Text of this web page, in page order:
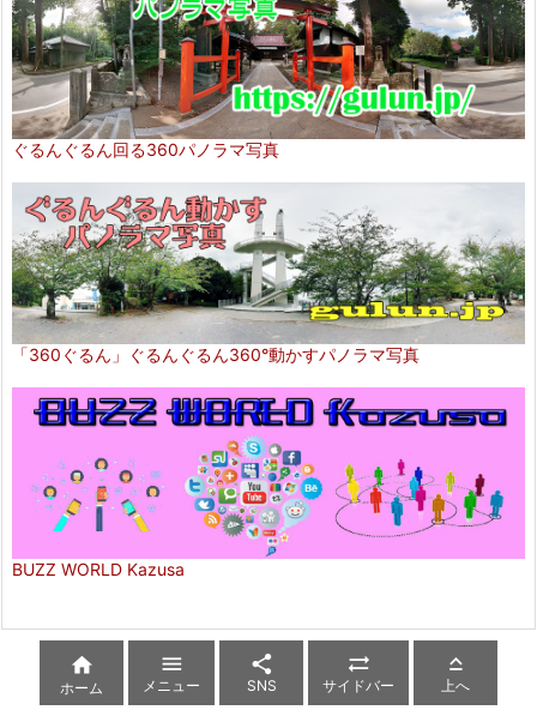
ぐるんぐるん回る360パノラマ写真
「360ぐるん」ぐるんぐるん360°動かすパノラマ写真
BUZZ WORLD Kazusa

ホーム

メニュー

SNS

サイドバー

上へ